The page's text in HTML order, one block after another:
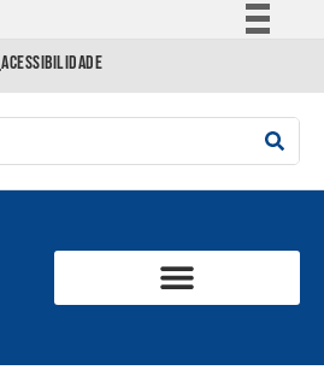
Comunica BR
Acesso à informação
ACESSIBILIDADE